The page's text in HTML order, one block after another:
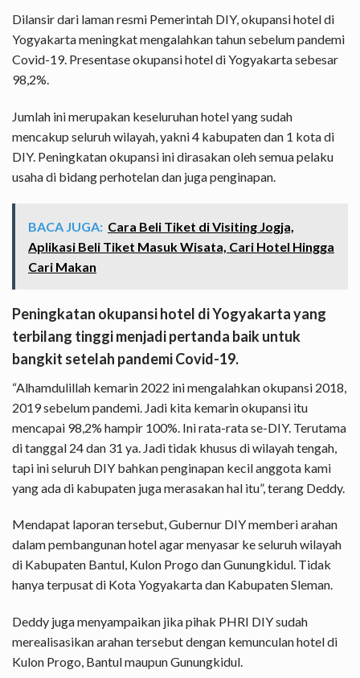
Dilansir dari laman resmi Pemerintah DIY, okupansi hotel di
Yogyakarta meningkat mengalahkan tahun sebelum pandemi
Covid-19. Presentase okupansi hotel di Yogyakarta sebesar
98,2%.
Jumlah ini merupakan keseluruhanhotelyang sudah
mencakup seluruh wilayah, yakni 4 kabupaten dan 1 kota di
DIY. Peningkatan okupansi ini dirasakan oleh semua pelaku
usaha di bidang perhotelan dan juga penginapan.
BACA JUGA: Cara Beli Tiket di Visiting Jogja,
Aplikasi Beli Tiket Masuk Wisata, Cari Hotel Hingga
Cari Makan
Peningkatan okupansi hotel di Yogyakarta yang
terbilang tinggi menjadi pertanda baik untuk
bangkit setelah pandemi Covid-19.
“Alhamdulillah kemarin 2022 ini mengalahkan okupansi 2018,
2019 sebelum pandemi. Jadi kita kemarin okupansi itu
mencapai 98,2% hampir 100%. Ini rata-rata se-DIY. Terutama
di tanggal 24 dan 31 ya. Jadi tidak khusus di wilayah tengah,
tapi ini seluruh DIY bahkan penginapan kecil anggota kami
yang ada di kabupaten juga merasakan hal itu”, terang Deddy.
Mendapat laporan tersebut, Gubernur DIY memberi arahan
dalam pembangunan hotel agar menyasar ke seluruh wilayah
di Kabupaten Bantul, Kulon Progo dan Gunungkidul. Tidak
hanya terpusat di Kota Yogyakarta dan Kabupaten Sleman.
Deddy juga menyampaikan jika pihak PHRI DIY sudah
merealisasikan arahan tersebut dengan kemunculan hotel di
Kulon Progo, Bantul maupun Gunungkidul.